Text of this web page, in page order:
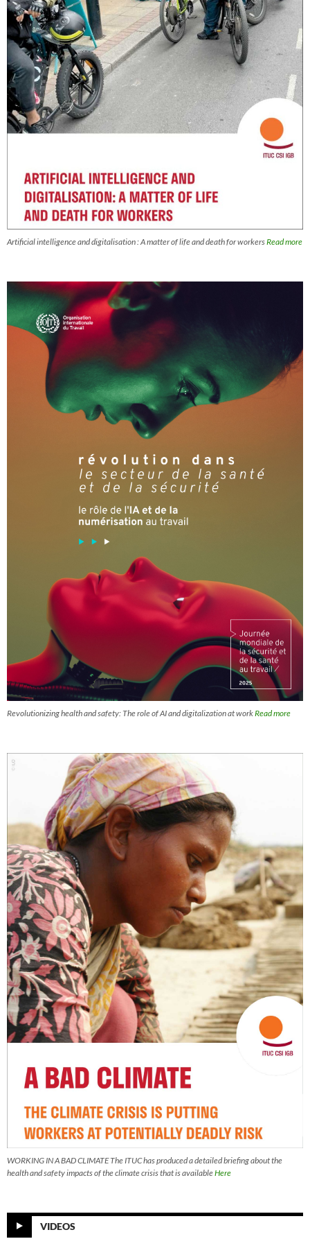
Artificial intelligence and digitalisation : A matter of life and death for workersRead more
Revolutionizing health and safety: The role of AI and digitalization at workRead more
WORKING IN A BAD CLIMATE The ITUC has produced a detailed briefing about the
health and safety impacts of the climate crisis that is availableHere
VIDEOS